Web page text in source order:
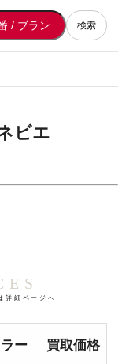
検索
ビエ
詳細ページへ
ー 買取価格